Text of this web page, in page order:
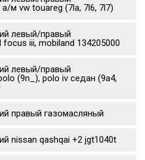
м vw touareg (7la, 7l6, 7l7)
левый/правый
iii, mobiland 134205000
левый/правый
(9n_), polo iv седан (9a4,
правый газомасляный
nissan qashqai +2 jgt1040t